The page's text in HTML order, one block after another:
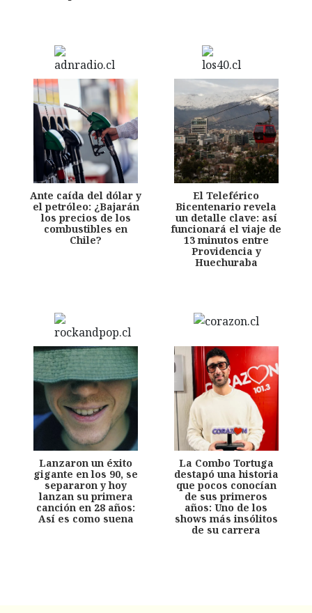
Ante caída del dólar y
el petróleo: ¿Bajarán
los precios de los
combustibles en
Chile?
El Teleférico
Bicentenario revela
un detalle clave: así
funcionará el viaje de
13 minutos entre
Providencia y
Huechuraba
Lanzaron un éxito
gigante en los 90, se
separaron y hoy
lanzan su primera
canción en 28 años:
Así es como suena
La Combo Tortuga
destapó una historia
que pocos conocían
de sus primeros
años: Uno de los
shows más insólitos
de su carrera